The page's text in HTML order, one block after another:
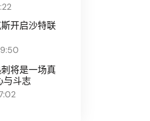
开启沙特联
将是一场真
与斗志